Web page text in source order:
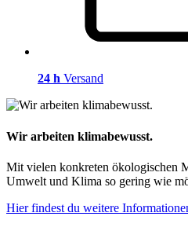
24 h Versand
Wir arbeiten klimabewusst.
Mit vielen konkreten ökologischen
Umwelt und Klima so gering wie
Hier findest du weitere